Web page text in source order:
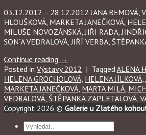
03.12.2012 – 28.12.2012 JANA BEMOVÁ,
HLOUŠKOVÁ, MARKETA JANEČKOVÁ,
MILUŠE NOVOZÁNSKÁ, JIŘI RADA,
SON“A VEDRALOVÁ, JIŘÍ VERBA,
Continue reading →
Posted in Výstavy 2012 | Tagged ALENA
HELENA GROCHOLOVÁ HELENA JÍLKOVÁ
MARKETA JANEČKOVÁ MARTA MILÁ
VEDRALOVÁ ŠTĚPANKA ZAPLETALOVÁ
Copyright 2026 © Galerie u Zlatého
Hledat: